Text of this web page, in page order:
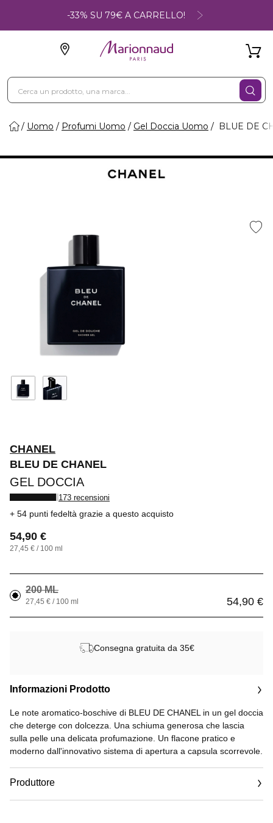
-33% SU 79€ A CARRELLO!
Uomo Profumi Uomo Gel Doccia Uomo BLUE DE
CHANEL
BLEU DE CHANEL
GEL DOCCIA
173 recensioni
54 punti fedeltà grazie a questo acquisto
54,90 €
27,45 € / 100 ml
200 ML
54,90 €
27,45 € / 100 ml
Consegna gratuita da 35€
Informazioni Prodotto
Le note aromatico-boschive di BLEU DE CHANEL in un gel doccia
che deterge con dolcezza. Una schiuma generosa che lascia
sulla pelle una delicata profumazione. Un flacone pratico e
moderno dall'innovativo sistema di apertura a capsula scorrevole.
Produttore